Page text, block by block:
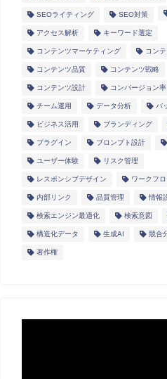
SEOライティング SEO対策
アクセス解析 キーワード選定
コンテンツマーケティング コン
コンテンツ品質 コンテンツ戦略
コンテンツ設計 コンバージョン率
チーム運用 データ分析 バ
ビジネス活用 ブランディング
プラグイン プロンプト設計
ユーザー体験 リスク管理
レスポンシブデザイン ワークフ
内部リンク 品質管理 情報
検索エンジン最適化 検索意図
構造化データ 生成AI 競合
著作権